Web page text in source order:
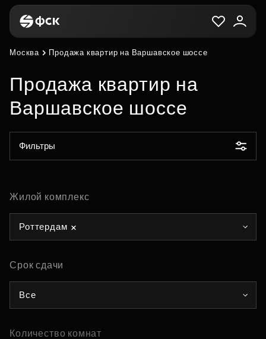
Москва Продажа квартир на Варшавское шоссе
Продажа квартир на
Варшавское шоссе
Фильтры
Жилой комплекс
Роттердам
Срок сдачи
Все
Количество комнат